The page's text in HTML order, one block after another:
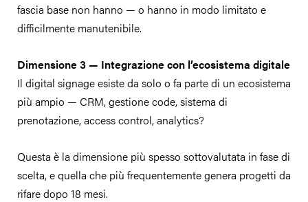
fascia base non hanno — o hanno in modo limitato e
difficilmente manutenibile.
Dimensione 3 — Integrazione con l’ecosistema digitale
Il digital signage esiste da solo o fa parte di un ecosistema
più ampio — CRM, gestione code, sistema di
prenotazione, access control, analytics?
Questa è la dimensione più spesso sottovalutata in fase di
scelta, e quella che più frequentemente genera progetti da
rifare dopo 18 mesi.